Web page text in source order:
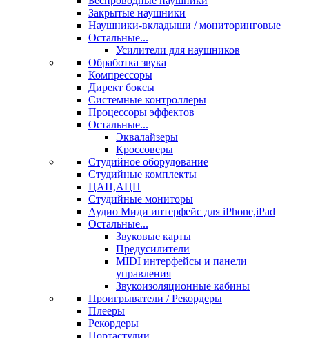
Закрытые наушники
Наушники-вкладыши / мониторинговые
Остальные...
Усилители для наушников
Обработка звука
Компрессоры
Директ боксы
Системные контроллеры
Процессоры эффектов
Остальные...
Эквалайзеры
Кроссоверы
Студийное оборудование
Студийные комплекты
ЦАП,АЦП
Студийные мониторы
Аудио Миди интерфейс для iPhone,iPad
Остальные...
Звуковые карты
Предусилители
MIDI интерфейсы и панели
управления
Звукоизоляционные кабины
Проигрыватели / Рекордеры
Плееры
Рекордеры
Портастудии